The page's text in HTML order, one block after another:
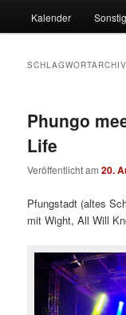
Kalender
Phungo
Life
Veröffentlicht am20.
Pfungstadt (altes
mit Wight, All Will